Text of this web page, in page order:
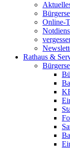
Online-
Rathaus &